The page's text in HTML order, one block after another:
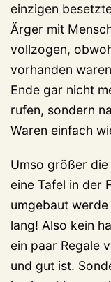
einzigen
Ärger mit
vollzogen,
vorhanden
Ende gar nicht
rufen, sondern
Waren einfach
Umso größer
eine Tafel in der
umgebaut
lang! Also kein
ein paar Regale
und gut ist.